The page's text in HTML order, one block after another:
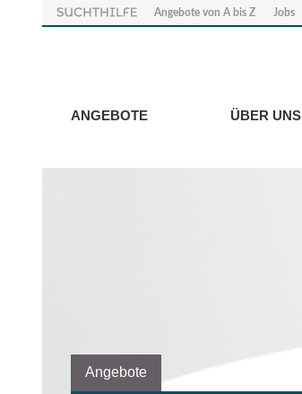
Angebote von A bis Z Jobs
ANGEBOTE ÜBER UNS
Angebote